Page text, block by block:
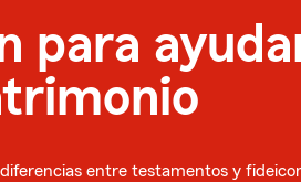
para
entre testamentos y